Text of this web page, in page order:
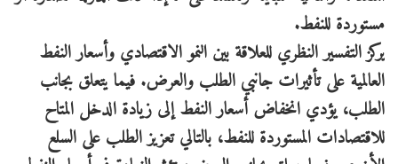
مستوردة للنفط.
يركز التفسير النظري للعلاقة بين النمو الاقتصادي وأسعار النفط
العالمية على تأثيرات جانبي الطلب والعرض. فيما يتعلق بجانب
الطلب، يؤدي انخفاض أسعار النفط إلى زيادة الدخل المتاح
للاقتصادات المستوردة للنفط، بالتالي تعزيز الطلب على السلع